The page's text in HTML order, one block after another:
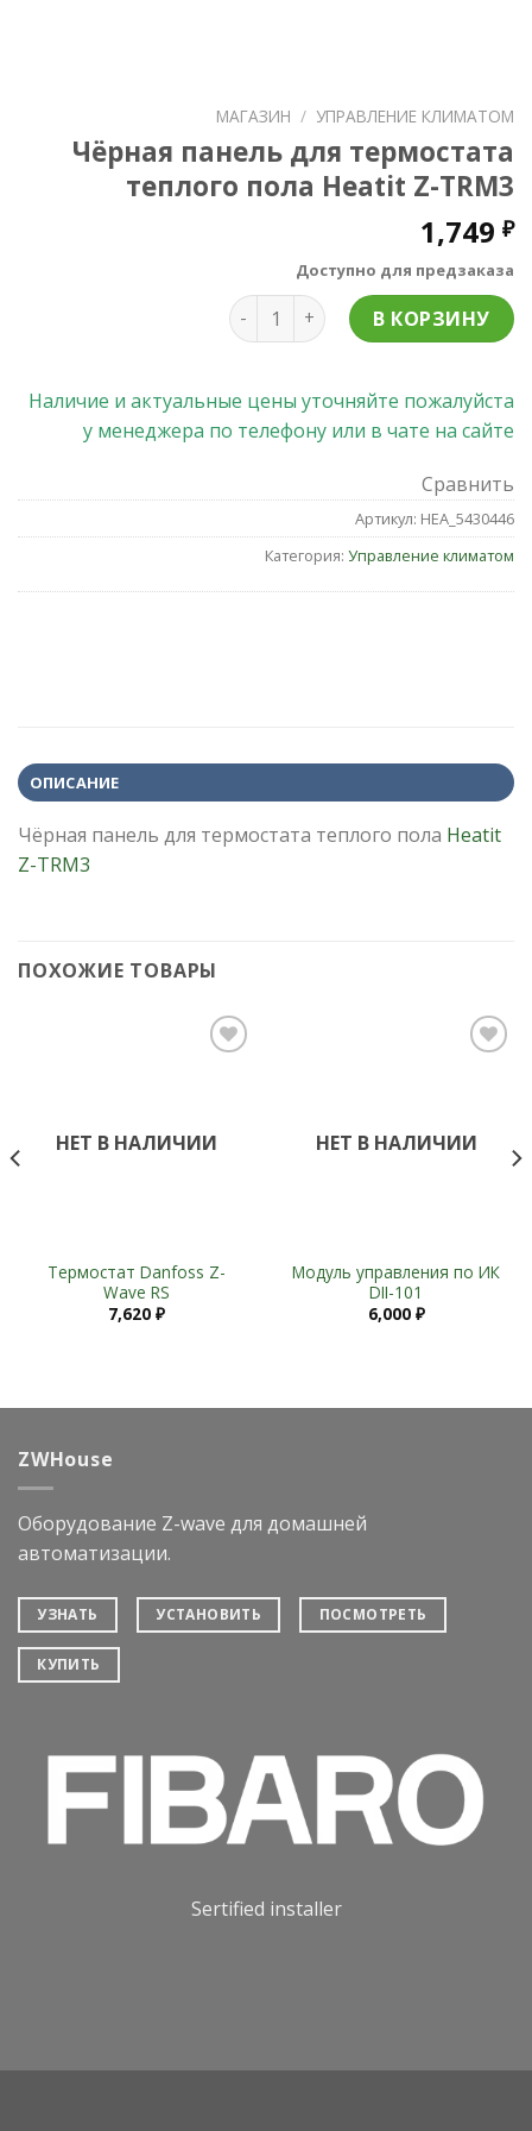
МАГАЗИН / УПРАВЛЕНИЕ КЛИМАТОМ
Чёрная панель для термостата
теплого пола Heatit Z-TRM3
1,749 ₽
Доступно для предзаказа
Количество товара Чёрная
В КОРЗИНУ
Наличие и актуальные цены уточняйте пожалуйста
у менеджера по телефону или в чате на сайте
Сравнить
Артикул: HEA_5430446
Категория: Управление климатом
ОПИСАНИЕ
Чёрная панель для термостата теплого пола Heatit
Z-TRM3
ПОХОЖИЕ ТОВАРЫ
НЕТ В НАЛИЧИИ
Термостат Danfoss Z-
Wave RS
7,620 ₽
НЕТ В НАЛИЧИИ
Модуль управления по ИК
DII-101
6,000 ₽
ZWHouse
Оборудование Z-wave для домашней
автоматизации.
УЗНАТЬ УСТАНОВИТЬ ПОСМОТРЕТЬ
КУПИТЬ
Sertified installer